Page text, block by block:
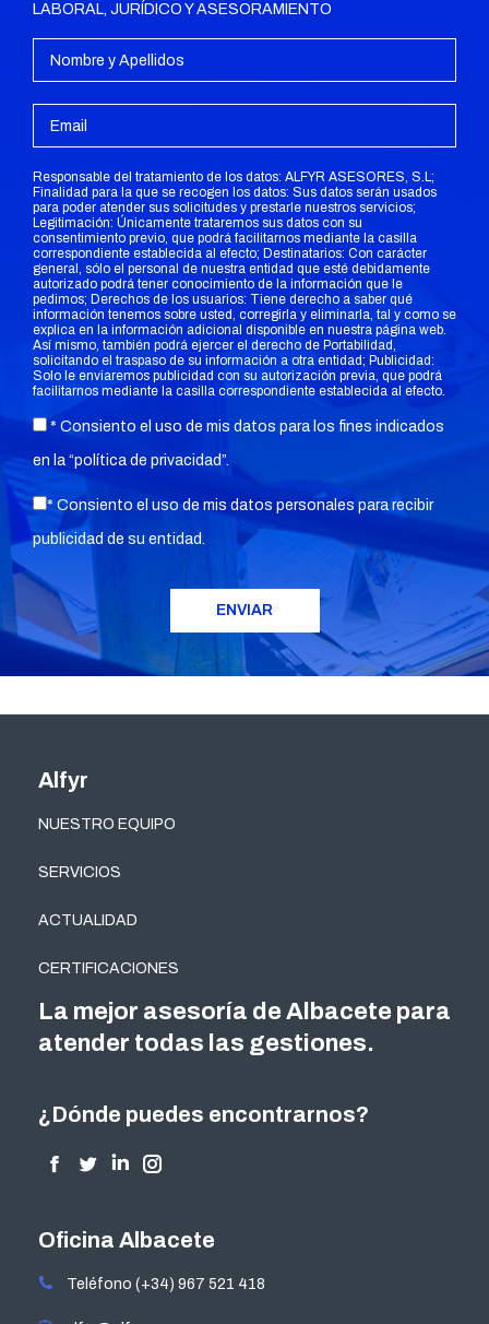
LABORAL, JURÍDICO Y ASESORAMIENTO
Responsable del tratamiento de los datos: ALFYR ASESORES, S.L;
Finalidad para la que se recogen los datos: Sus datos serán usados
para poder atender sus solicitudes y prestarle nuestros servicios;
Legitimación: Únicamente trataremos sus datos con su
consentimiento previo, que podrá facilitarnos mediante la casilla
correspondiente establecida al efecto; Destinatarios: Con carácter
general, sólo el personal de nuestra entidad que esté debidamente
autorizado podrá tener conocimiento de la información que le
pedimos; Derechos de los usuarios: Tiene derecho a saber qué
información tenemos sobre usted, corregirla y eliminarla, tal y como se
explica en la información adicional disponible en nuestra página web.
Así mismo, también podrá ejercer el derecho de Portabilidad,
solicitando el traspaso de su información a otra entidad; Publicidad:
Solo le enviaremos publicidad con su autorización previa, que podrá
facilitarnos mediante la casilla correspondiente establecida al efecto.
* Consiento el uso de mis datos para los fines indicados
en la “política de privacidad”.
* Consiento el uso de mis datos personales para recibir
publicidad de su entidad.
Alfyr
NUESTRO EQUIPO
SERVICIOS
ACTUALIDAD
CERTIFICACIONES
Oficina Albacete
Teléfono (+34) 967 521 418
¿Dónde puedes encontrarnos?
Encuéntranos en:
Facebook
opens
new
Twitter
opens
new
Linkedin
opens
new
Instagram
opens
new
La mejor asesoría de Albacete para
atender todas las gestiones.